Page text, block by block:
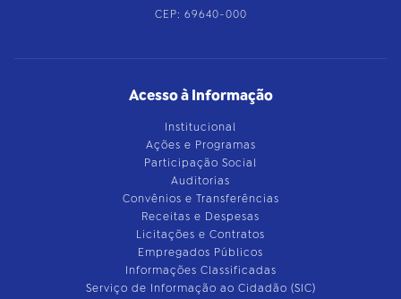
CEP: 69640-000
Acesso à Informação
Institucional
Ações e Programas
Participação Social
Auditorias
Convênios e Transferências
Receitas e Despesas
Licitações e Contratos
Empregados Públicos
Informações Classificadas
Serviço de Informação ao Cidadão (SIC)